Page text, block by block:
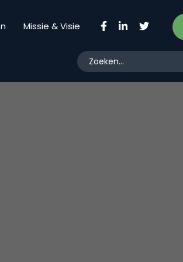
Missie & Visie